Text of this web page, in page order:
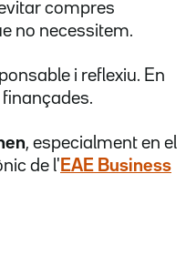
compres
no necessitem.
i reflexiu. En
, especialment en el
de l' EAE Business